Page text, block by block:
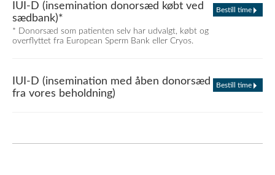
IUI-D (insemination donorsæd købt ved
sædbank)*
* Donorsæd som patienten selv har udvalgt, købt og
overflyttet fra European Sperm Bank eller Cryos.
Bestill time
IUI-D (insemination med åben donorsæd
fra vores beholdning)
Bestill time